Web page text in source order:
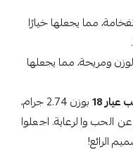
مما يجعلها خيارًا
ومريحة، مما يجعلها
18
بوزن 2.74 جرام،
الحب والرعاية. اجعلوا
الرائع!